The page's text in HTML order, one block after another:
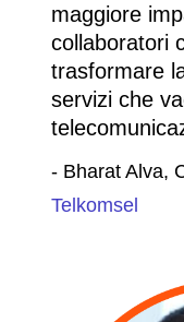
maggiore
collaboratori
trasformare
servizi che
- Bharat Alva,
Telkomsel